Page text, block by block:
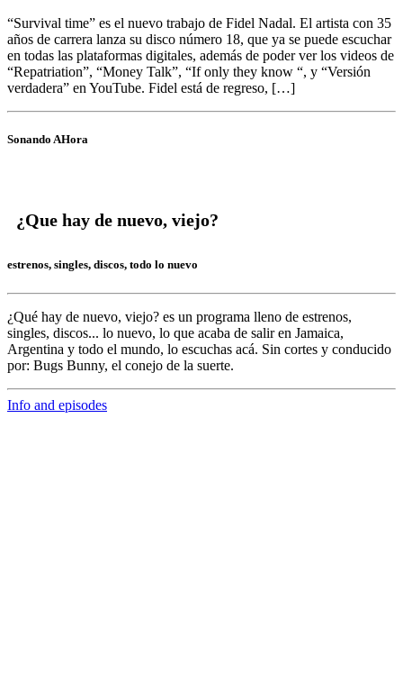
“Survival time” es el nuevo trabajo de Fidel Nadal. El artista con 35
años de carrera lanza su disco número 18, que ya se puede escuchar
en todas las plataformas digitales, además de poder ver los videos de
“Repatriation”, “Money Talk”, “If only they know “, y “Versión
verdadera” en YouTube. Fidel está de regreso, […]
Sonando AHora
¿Que hay de nuevo, viejo?
estrenos, singles, discos, todo lo nuevo
¿Qué hay de nuevo, viejo? es un programa lleno de estrenos,
singles, discos... lo nuevo, lo que acaba de salir en Jamaica,
Argentina y todo el mundo, lo escuchas acá. Sin cortes y conducido
por: Bugs Bunny, el conejo de la suerte.
Info and episodes